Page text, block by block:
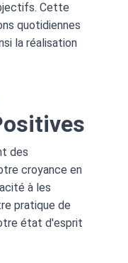
Cette
quotidiennes
la réalisation
des
croyance en
à les
pratique de
état d'esprit